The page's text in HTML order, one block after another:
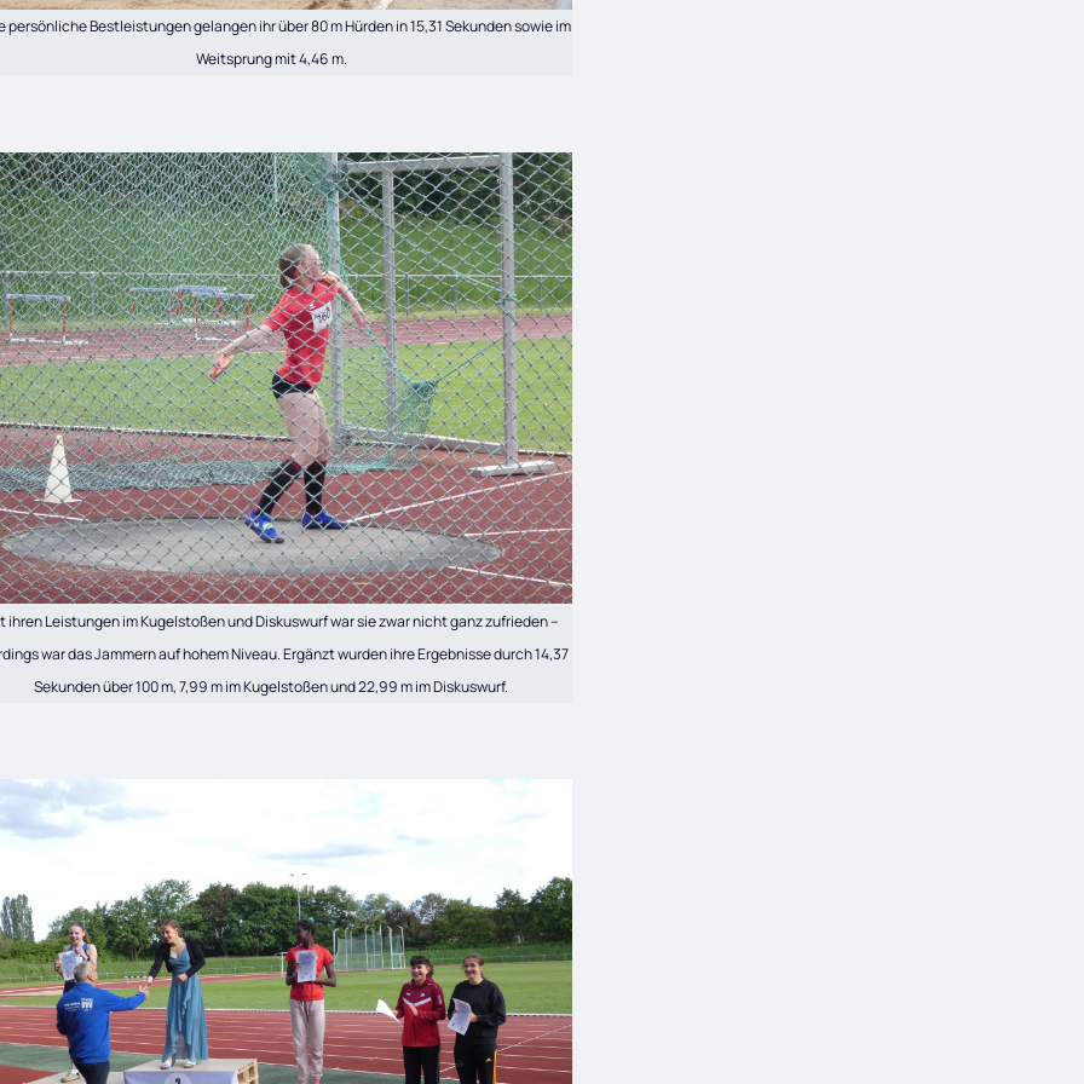
persönliche Bestleistungen gelangen ihr über 80 m Hürden in 15,31 Sekunden sowie im
Weitsprung mit 4,46 m.
ihren Leistungen im Kugelstoßen und Diskuswurf war sie zwar nicht ganz zufrieden –
war das Jammern auf hohem Niveau. Ergänzt wurden ihre Ergebnisse durch 14,37
Sekunden über 100 m, 7,99 m im Kugelstoßen und 22,99 m im Diskuswurf.